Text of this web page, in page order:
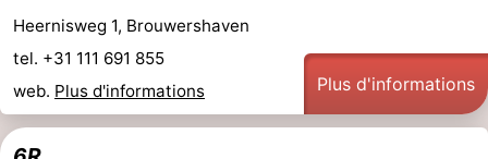
Heernisweg 1, Brouwershaven
tel. +31 111 691 855
web. Plus d'informations Plus d'informations